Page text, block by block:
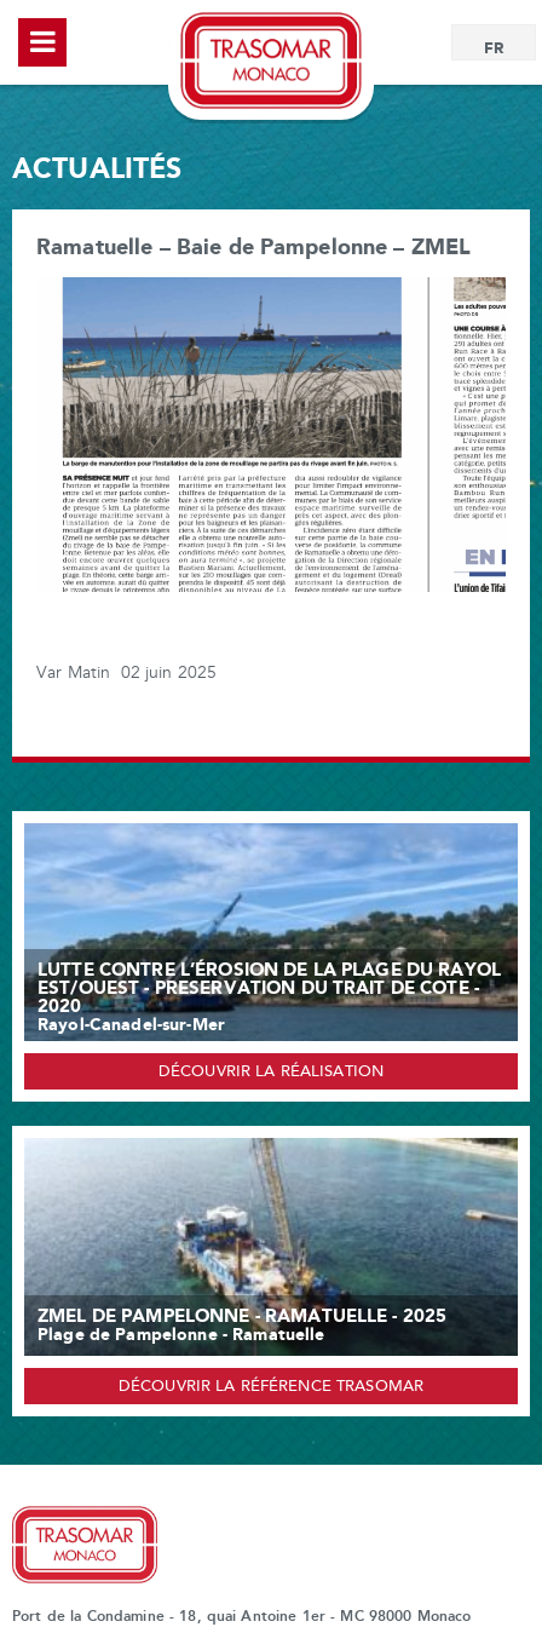
FR
ACTUALITÉS
Ramatuelle – Baie de Pampelonne – ZMEL
Var Matin 02 juin 2025
LUTTE CONTRE L’ÉROSION DE LA PLAGE DU RAYOL
EST/OUEST - PRESERVATION DU TRAIT DE COTE -
2020
Rayol-Canadel-sur-Mer
DÉCOUVRIR LA RÉALISATION
ZMEL DE PAMPELONNE - RAMATUELLE - 2025
Plage de Pampelonne - Ramatuelle
DÉCOUVRIR LA RÉFÉRENCE TRASOMAR
Port de la Condamine - 18, quai Antoine 1er - MC 98000 Monaco